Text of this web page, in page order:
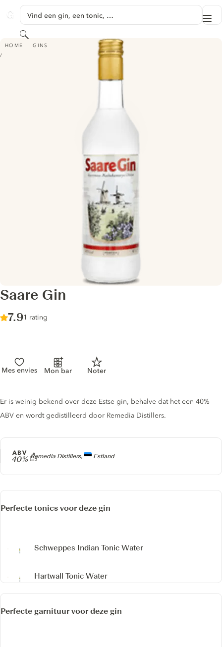
GINVENTORY
Vind een gin, een tonic, …
Zoeken
HOME GINS
SAARE GIN
Saare Gin
Score :
7.9/ 10
1 rating
Mes envies Mon bar Noter
Producer
Remedia Distillers, Estland
ABV
40%
Gin description
Er is weinig bekend over deze Estse gin, behalve dat het een 40%
ABV en wordt gedistilleerd door Remedia Distillers.
Perfecte tonics voor deze gin
Schweppes Indian Tonic Water
Hartwall Tonic Water
Perfecte garnituur voor deze gin